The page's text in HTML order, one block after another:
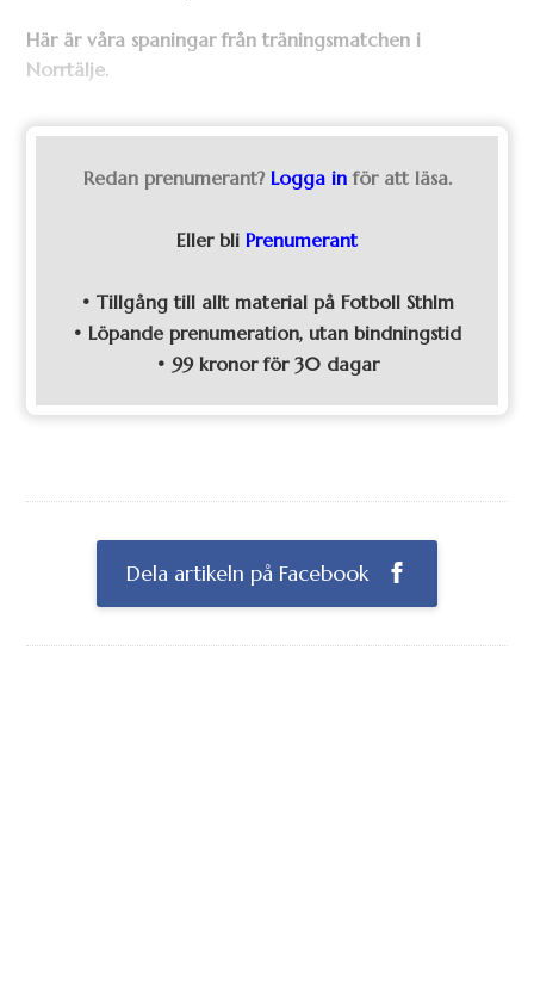
Här är våra spaningar från träningsmatchen i
Norrtälje.
Redan prenumerant? Logga in för att läsa.
Eller bli Prenumerant
• Tillgång till allt material på Fotboll Sthlm
• Löpande prenumeration, utan bindningstid
• 99 kronor för 30 dagar
Dela artikeln på Facebook